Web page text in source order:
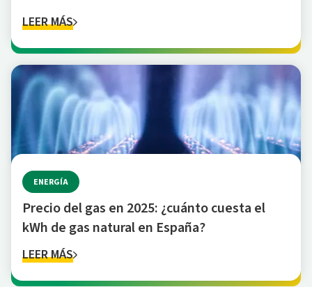
LEER MÁS
ENERGÍA
Precio del gas en 2025: ¿cuánto cuesta el
kWh de gas natural en España?
LEER MÁS